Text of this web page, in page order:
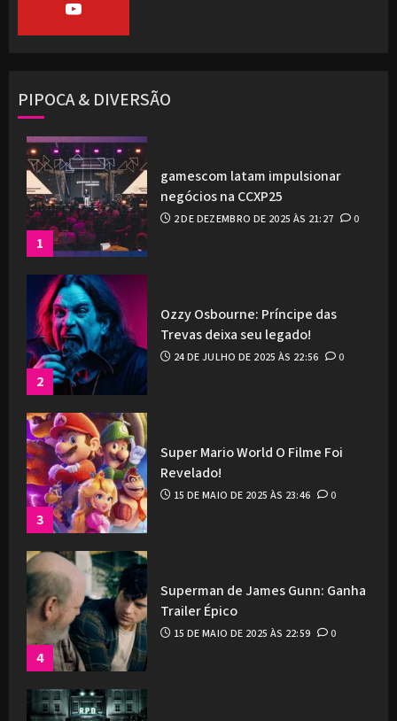
PIPOCA & DIVERSÃO
1
gamescom latam impulsionar
negócios na CCXP25
2 DE DEZEMBRO DE 2025 ÀS 21:27 0
2
Ozzy Osbourne: Príncipe das
Trevas deixa seu legado!
24 DE JULHO DE 2025 ÀS 22:56 0
3
Super Mario World O Filme Foi
Revelado!
15 DE MAIO DE 2025 ÀS 23:46 0
4
Superman de James Gunn: Ganha
Trailer Épico
15 DE MAIO DE 2025 ÀS 22:59 0